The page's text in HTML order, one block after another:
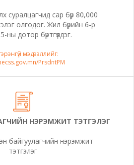
суралцагчид сар бүр 80,000
олгодог. Жил бүрийн 6-р
ны дотор бүртгүүлдэг.
мэдээллийг:
PrsdntPM
НЭРЭМЖИТ ТЭТГЭЛЭГ
байгуулагчийн нэрэмжит
тэтгэлэг